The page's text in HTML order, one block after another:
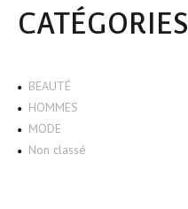
CATÉGORIES
BEAUTÉ
HOMMES
MODE
Non classé